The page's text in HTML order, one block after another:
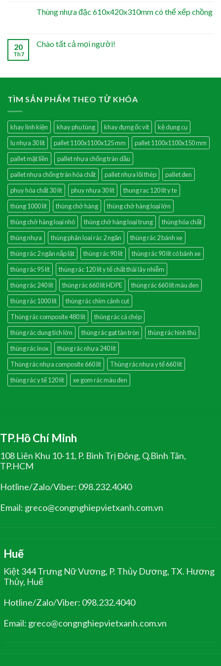
Thùng nhựa đặc 610x420x310mm có thể xếp chồng
20
Th7
Chào tất cả mọi người!
TÌM SẢN PHẨM THEO TỪ KHÓA
khay linh kiện khay phụ tùng khay đựng ốc vít
kệ dụng cụ
lu nhựa 30 lít
pallet 1100x1100x125 mm
pallet 1100x1100x150 mm
pallet mặt liền
pallet nhựa chống tràn dầu
pallet nhựa chống tràn hóa chất
pallet nhựa lõi thép
pallet đen
phuy hóa chất 30 lít
phuy nhựa 30 lít
thung rac 120 lit y te
thùng 1000 lít
thùng chở hàng
thùng chở hàng loại lớn
thùng chở hàng loại nhỏ
thùng chở hàng loại trung
thùng hóa chất
thùng nhựa
thùng phân loai rác 2 ngăn
thùng rác 2 bánh xe
thùng rác 2 ngăn nắp lật
thùng rác 90 lít
thùng rác 90 lít có bánh xe
thùng rác 95 lít
thùng rác 120 lít y tế chất thải lây nhiễm
thùng rác 240 lít
thùng rác 660 lít HDPE
thùng rác 660 lít màu đen
thùng rác 1000 lít
thùng rác chim cánh cụt
Thùng rác composite 480 lít
thùng rác cá chép
thùng rác dung tích lớn
thùng rác gạt tàn tròn
thùng rác hình thú
thùng rác inox
thùng rác nhựa 240 lít
Thùng rác nhựa composite 660 lít
Thùng rác nhựa y tế 660 lít
thùng rác y tế 120 lít
xe gom rác màu đen
TP.Hồ Chí Minh
108 Liên Khu 10-11, P. Bình Trị Đông, Q.Bình Tân,
TP.HCM
Hotline/Zalo/Viber: 098.232.4040
Email: greco@congnghiepvietxanh.com.vn
Huế
Kiệt 344 Trưng Nữ Vương, P. Thủy Dương, TX. Hương
Thủy, Huế
Hotline/Zalo/Viber: 098.232.4040
Email: greco@congnghiepvietxanh.com.vn